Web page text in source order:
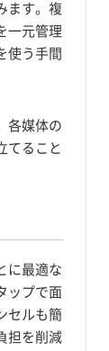
ます。複
一元管理
使う手間
各媒体の
てること
に最適な
ップで面
セルも簡
担を削減